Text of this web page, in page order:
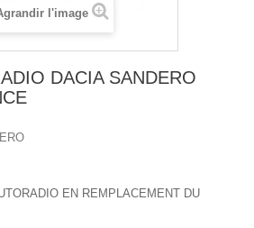
l'image
DACIA SANDERO
EN REMPLACEMENT DU